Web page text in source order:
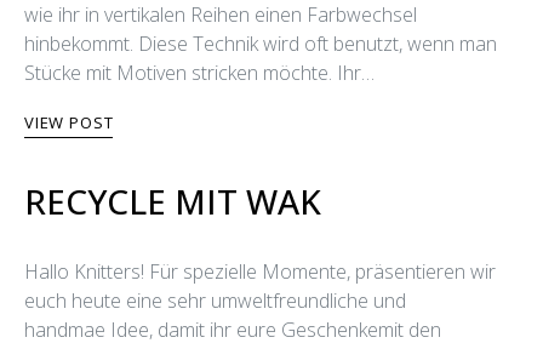
wie ihr in vertikalen Reihen einen Farbwechsel
hinbekommt. Diese Technik wird oft benutzt, wenn man
Stücke mit Motiven stricken möchte. Ihr…
VIEW POST
RECYCLE MIT WAK
Hallo Knitters! Für spezielle Momente, präsentieren wir
euch heute eine sehr umweltfreundliche und
handmae Idee, damit ihr eure Geschenkemit den